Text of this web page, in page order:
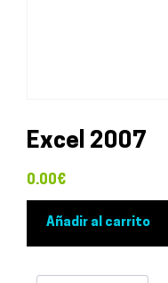
Excel 2007
0.00€
Añadir al carrito